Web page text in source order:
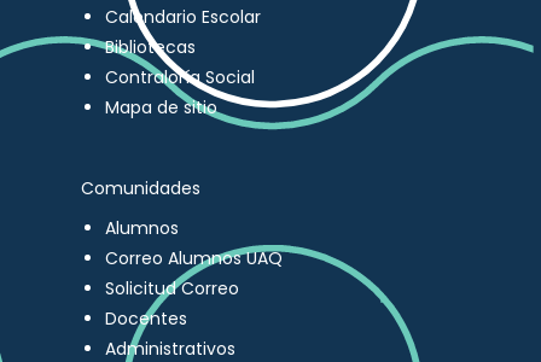
Calendario Escolar
Bibliotecas
Contraloría Social
Mapa de sitio
Comunidades
Alumnos
Correo Alumnos UAQ
Solicitud Correo
Docentes
Administrativos